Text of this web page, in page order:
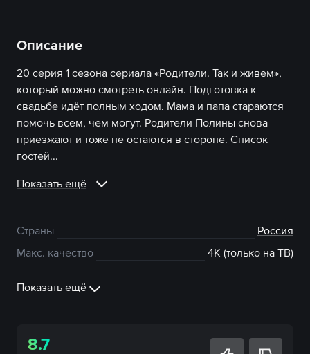
Описание
20 серия 1 сезона сериала «Родители. Так и живем»,
который можно смотреть онлайн. Подготовка к
свадьбе идёт полным ходом. Мама и папа стараются
помочь всем, чем могут. Родители Полины снова
приезжают и тоже не остаются в стороне. Список
гостей...
Показать ещё
Страны
Россия
Макс. качество
4К (только на ТВ)
Показать ещё
8.7